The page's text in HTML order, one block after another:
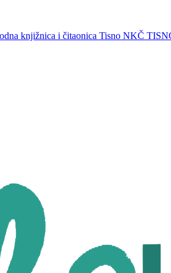
knjižnica i čitaonica Tisno NKČ